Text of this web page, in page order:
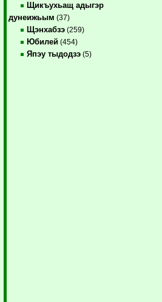
Щикъухьащ адыгэр
дунеижьым (37)
Щэнхабзэ (259)
Юбилей (454)
Япэу тыдодзэ (5)